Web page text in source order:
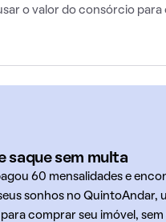
o valor do consórcio
saque sem multa
60 mensalidades e
sonhos no QuintoAndar,
comprar seu imóvel, sem